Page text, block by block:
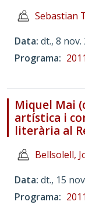
Sebastian
Data dt., 8 nov.
Programa
Miquel Mai
artística i
literària al
Bellsolell,
Data dt., 15
Programa